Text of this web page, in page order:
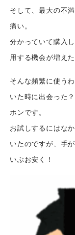
そして、最大の不
痛い。
分かっていて購入
用する機会が増え
そんな頻繁に使う
いた時に出会った
ホンです。
お試しするにはな
いたのですが、手
いぶお安く！